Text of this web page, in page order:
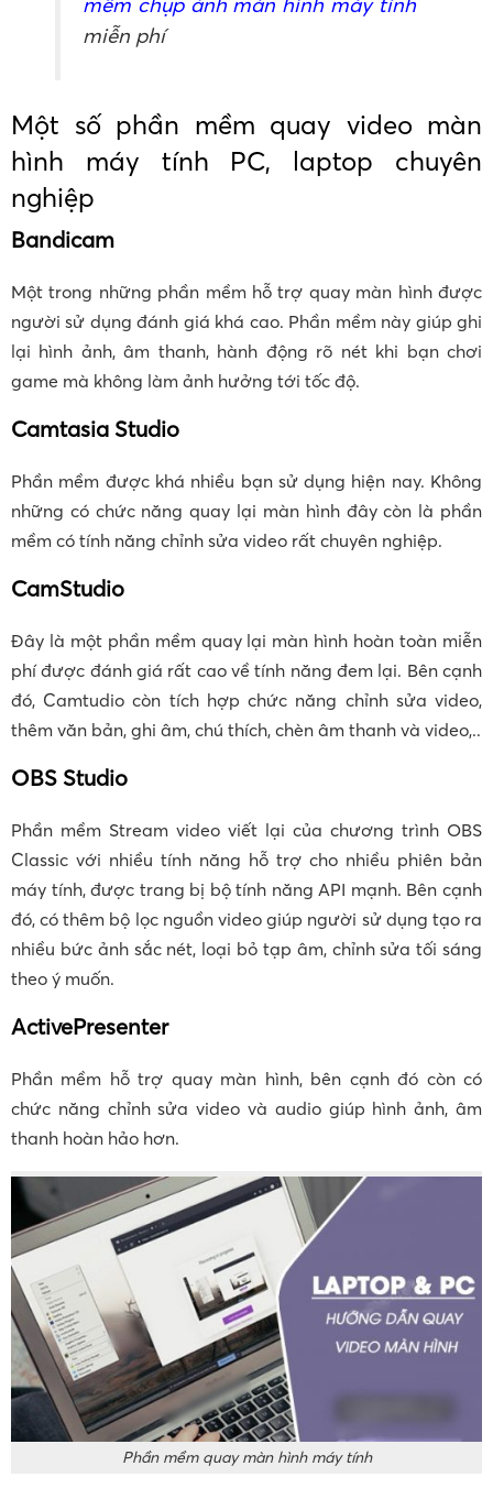
miễn phí
Một số phần mềm quay video màn
hình máy tính PC, laptop chuyên
nghiệp
Bandicam
Một trong những phần mềm hỗ trợ quay màn hình được
người sử dụng đánh giá khá cao. Phần mềm này giúp ghi
lại hình ảnh, âm thanh, hành động rõ nét khi bạn chơi
game mà không làm ảnh hưởng tới tốc độ.
Camtasia Studio
Phần mềm được khá nhiều bạn sử dụng hiện nay. Không
những có chức năng quay lại màn hình đây còn là phần
mềm có tính năng chỉnh sửa video rất chuyên nghiệp.
CamStudio
Đây là một phần mềm quay lại màn hình hoàn toàn miễn
phí được đánh giá rất cao về tính năng đem lại. Bên cạnh
đó, Camtudio còn tích hợp chức năng chỉnh sửa video,
thêm văn bản, ghi âm, chú thích, chèn âm thanh và video,..
OBS Studio
Phần mềm Stream video viết lại của chương trình OBS
Classic với nhiều tính năng hỗ trợ cho nhiều phiên bản
máy tính, được trang bị bộ tính năng API mạnh. Bên cạnh
đó, có thêm bộ lọc nguồn video giúp người sử dụng tạo ra
nhiều bức ảnh sắc nét, loại bỏ tạp âm, chỉnh sửa tối sáng
theo ý muốn.
ActivePresenter
Phần mềm hỗ trợ quay màn hình, bên cạnh đó còn có
chức năng chỉnh sửa video và audio giúp hình ảnh, âm
thanh hoàn hảo hơn.
Phần mềm quay màn hình máy tính